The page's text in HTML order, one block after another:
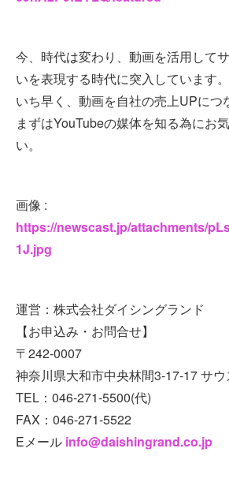
今、時代は変わり、動画を活用して
いを表現する時代に突入しています。
いち早く、動画を自社の売上UPにつ
まずはYouTubeの媒体を知る為にお
い。
画像 :
https://newscast.jp/attachments/
1J.jpg
運営：株式会社ダイシングランド
【お申込み・お問合せ】
〒242-0007
神奈川県大和市中央林間3-17-17 サ
TEL：046-271-5500(代)
FAX：046-271-5522
Eメール info@daishingrand.co.jp